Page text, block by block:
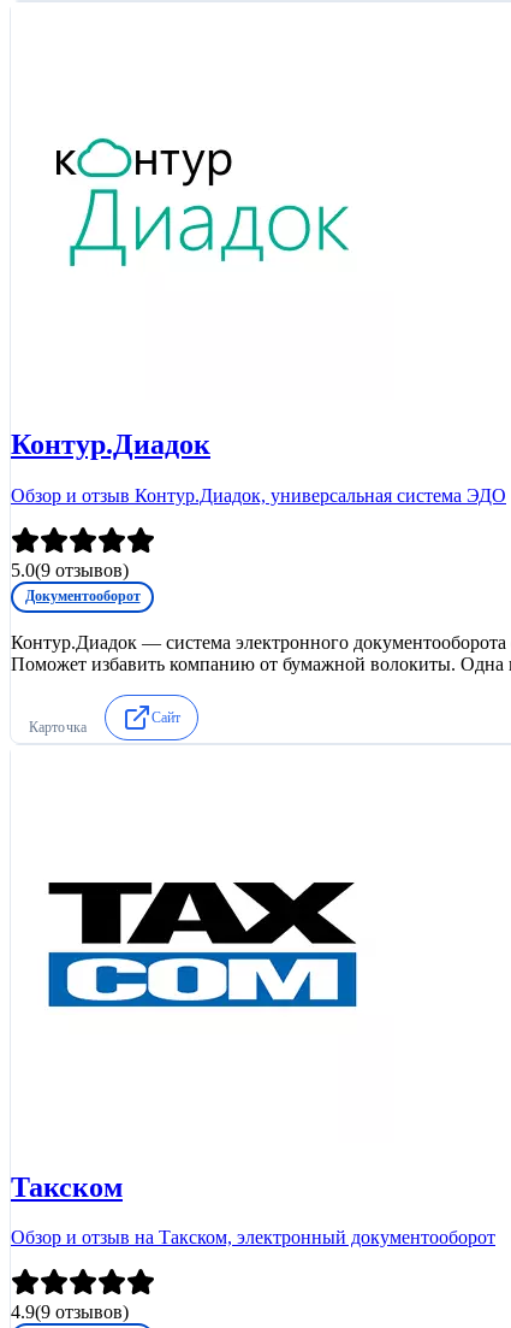
Контур.Диадок
Обзор и отзыв Контур.Диадок, универсальная система ЭДО
5.0(9 отзывов)
Документооборот
Контур.Диадок — система электронного
Поможет избавить компанию от бумажной волокиты.
Карточка
Сайт
Такском
Обзор и отзыв на Такском, электронный документооборот
4.9(9 отзывов)